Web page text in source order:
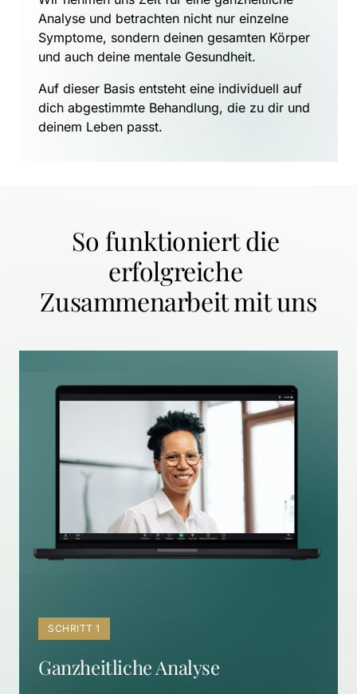
Analyse und betrachten nicht nur einzelne
Symptome, sondern deinen gesamten Körper
und auch deine mentale Gesundheit.
Auf dieser Basis entsteht eine individuell auf
dich abgestimmte Behandlung, die zu dir und
deinem Leben passt.
So funktioniert die
erfolgreiche
Zusammenarbeit mit uns
SCHRITT 1
Ganzheitliche Analyse